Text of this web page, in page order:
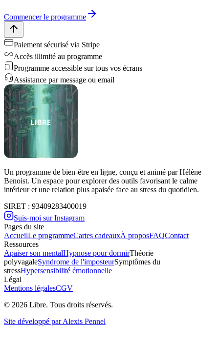
Commencer le programme
Paiement sécurisé via Stripe
Accès illimité au programme
Programme accessible sur tous vos écrans
Assistance par message ou email
Un programme de bien-être en ligne, conçu et animé par Hélène
Benoist. Un espace pour explorer des outils favorisant le calme
intérieur et une relation plus apaisée face au stress du quotidien.
SIRET : 93409283400019
Suis-moi sur Instagram
Pages du site
AccueilLe programmeCartes cadeauxÀ proposFAQContact
Ressources
Apaiser son mentalHypnose pour dormirThéorie
polyvagaleSyndrome de l'imposteurSymptômes du
stressHypersensibilité émotionnelle
Légal
Mentions légalesCGV
© 2026 Libre. Tous droits réservés.
Site développé par Alexis Pennel